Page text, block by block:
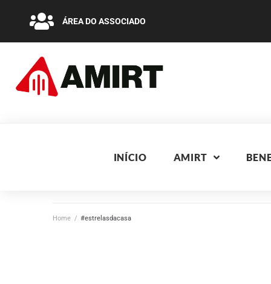
ÁREA DO ASSOCIADO
INÍCIO AMIRT
Home / #estrelasdacasa